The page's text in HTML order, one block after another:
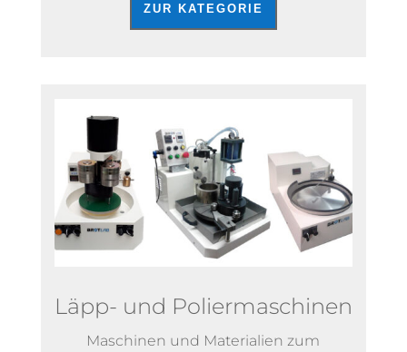
ZUR KATEGORIE
Läpp- und Poliermaschinen
Maschinen und Materialien zum